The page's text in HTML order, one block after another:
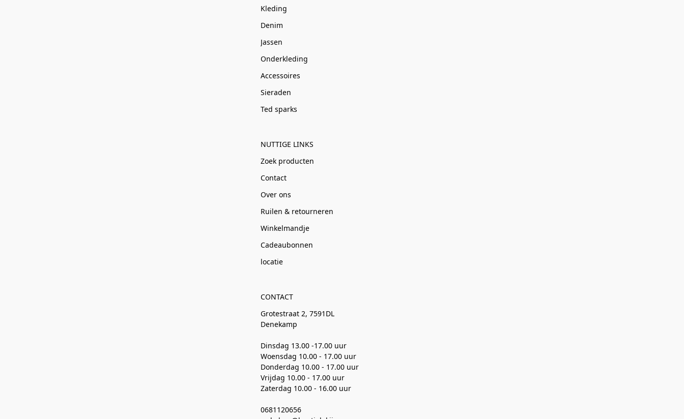
Kleding
Denim
Jassen
Onderkleding
Accessoires
Sieraden
Ted sparks
NUTTIGE LINKS
Zoek producten
Contact
Over ons
Ruilen & retourneren
Winkelmandje
Cadeaubonnen
locatie
CONTACT
Grotestraat 2, 7591DL
Denekamp
Dinsdag 13.00 -17.00 uur
Woensdag 10.00 - 17.00 uur
Donderdag 10.00 - 17.00 uur
Vrijdag 10.00 - 17.00 uur
Zaterdag 10.00 - 16.00 uur
0681120656